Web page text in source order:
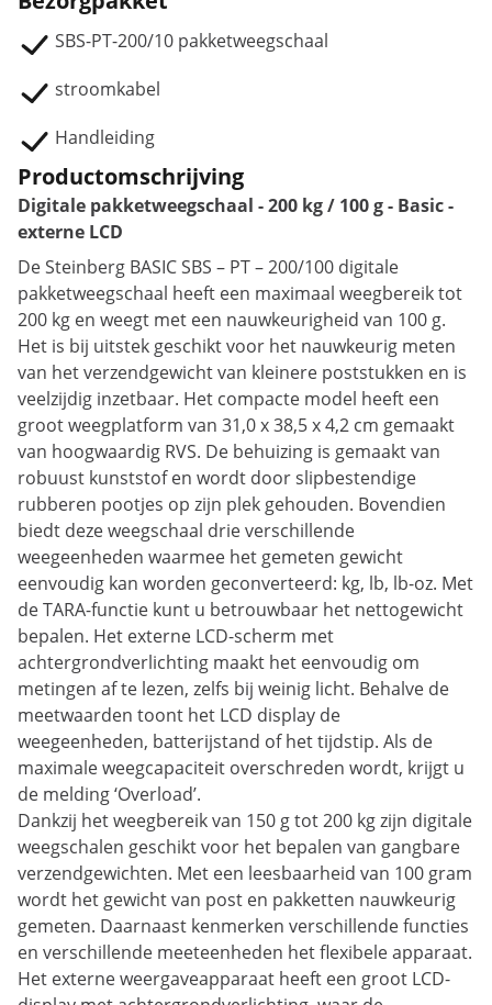
SBS-PT-200/10 pakketweegschaal
stroomkabel
Handleiding
Productomschrijving
Digitale pakketweegschaal - 200 kg / 100 g - Basic -
externe LCD
De Steinberg BASIC SBS – PT – 200/100 digitale
pakketweegschaal heeft een maximaal weegbereik tot
200 kg en weegt met een nauwkeurigheid van 100 g.
Het is bij uitstek geschikt voor het nauwkeurig meten
van het verzendgewicht van kleinere poststukken en is
veelzijdig inzetbaar. Het compacte model heeft een
groot weegplatform van 31,0 x 38,5 x 4,2 cm gemaakt
van hoogwaardig RVS. De behuizing is gemaakt van
robuust kunststof en wordt door slipbestendige
rubberen pootjes op zijn plek gehouden. Bovendien
biedt deze weegschaal drie verschillende
weegeenheden waarmee het gemeten gewicht
eenvoudig kan worden geconverteerd: kg, lb, lb-oz. Met
de TARA-functie kunt u betrouwbaar het nettogewicht
bepalen. Het externe LCD-scherm met
achtergrondverlichting maakt het eenvoudig om
metingen af te lezen, zelfs bij weinig licht. Behalve de
meetwaarden toont het LCD display de
weegeenheden, batterijstand of het tijdstip. Als de
maximale weegcapaciteit overschreden wordt, krijgt u
de melding ‘Overload’.
Dankzij het weegbereik van 150 g tot 200 kg zijn digitale
weegschalen geschikt voor het bepalen van gangbare
verzendgewichten. Met een leesbaarheid van 100 gram
wordt het gewicht van post en pakketten nauwkeurig
gemeten. Daarnaast kenmerken verschillende functies
en verschillende meeteenheden het flexibele apparaat.
Het externe weergaveapparaat heeft een groot LCD-